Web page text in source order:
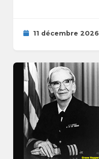
11 décembre 2026